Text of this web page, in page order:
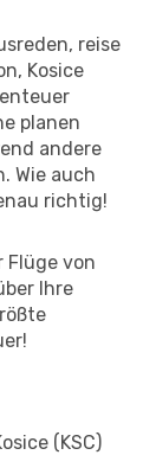
reise
Kosice
planen
andere
Wie auch
richtig!
Flüge von
Ihre
(KSC)